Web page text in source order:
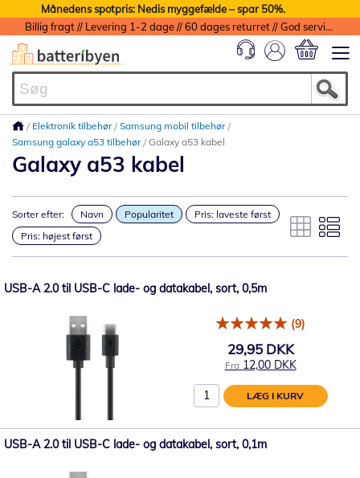
Månedens spotpris: Nedis myggefælde – spar 50%.
Billig fragt // Levering 1-2 dage // 60 dages returret // God service med garanti
Elektronik tilbehør Samsung mobil tilbehør
Samsung galaxy a53 tilbehør Galaxy a53 kabel
Galaxy a53 kabel
Sorter efter: Navn Popularitet
Pris: laveste først
Pris: højest først
USB-A 2.0 til USB-C lade- og datakabel, sort, 0,5m
(9)
29,95 DKK
Fra 12,00 DKK
LÆG I KURV
USB-A 2.0 til USB-C lade- og datakabel, sort, 0,1m